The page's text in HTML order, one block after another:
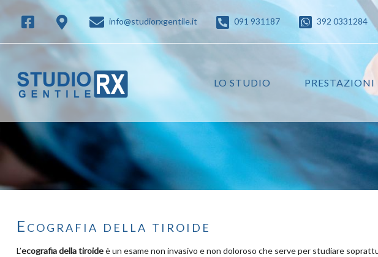
info@studiorxgentile.it 091 931187 392 0331284
LO STUDIO PRESTAZIONI
Ecografia della tiroide
L’ecografia della tiroideè un esame non invasivo e non doloroso che serve per studiare